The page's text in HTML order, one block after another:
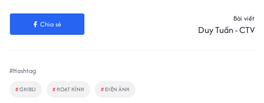
Chia sẻ
Bài viết
Duy Tuấn - CTV
#Hashtag
#GHIBLI # HOẠT HÌNH #ĐIỆN ẢNH